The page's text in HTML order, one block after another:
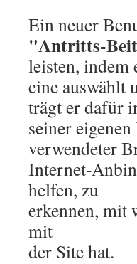
Ein neuer
"Antritts-
leisten, indem
eine auswählt
trägt er dafür
seiner
verwendeter
Internet-
helfen, zu
erkennen, mit
mit
der Site hat.